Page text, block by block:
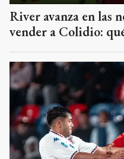
River avanza en las
vender a Colidio: